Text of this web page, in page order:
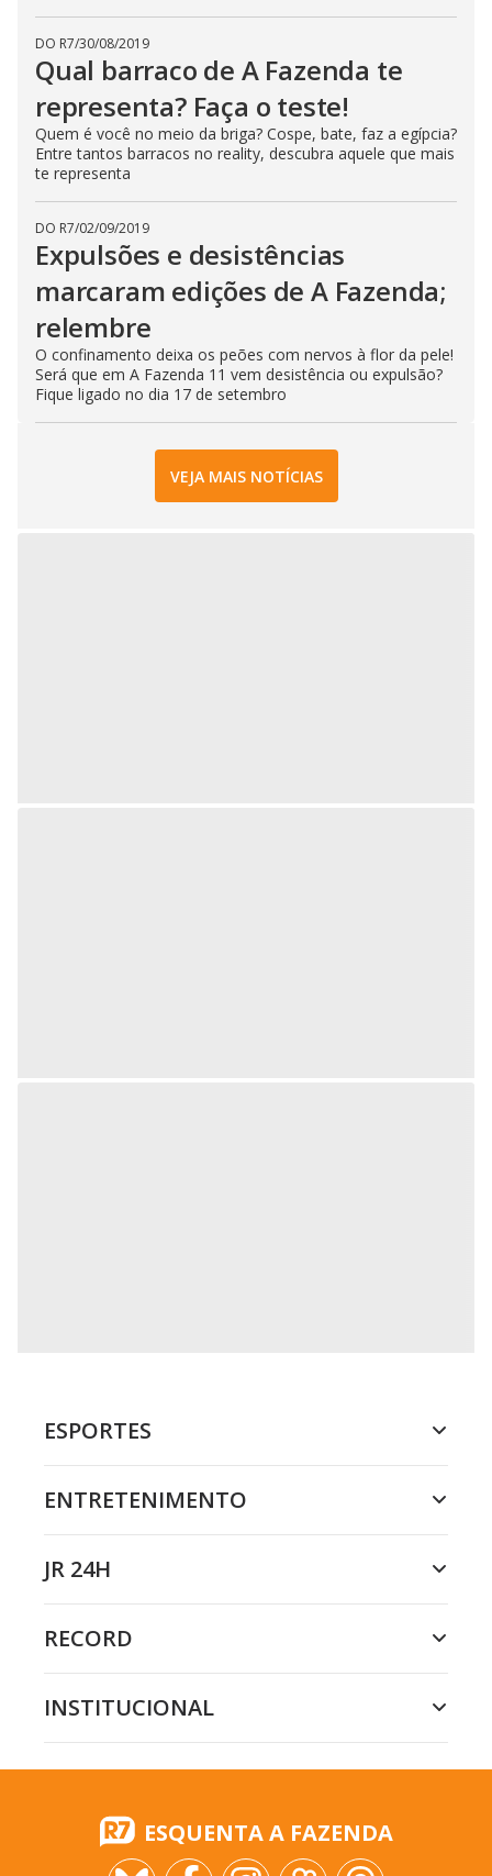
DO R7/30/08/2019
Qual barraco de A Fazenda te
representa? Faça o teste!
Quem é você no meio da briga? Cospe, bate, faz a egípcia?
Entre tantos barracos no reality, descubra aquele que mais
te representa
DO R7/02/09/2019
Expulsões e desistências
marcaram edições de A Fazenda;
relembre
O confinamento deixa os peões com nervos à flor da pele!
Será que em A Fazenda 11 vem desistência ou expulsão?
Fique ligado no dia 17 de setembro
VEJA MAIS NOTÍCIAS
ESPORTES
ENTRETENIMENTO
JR 24H
RECORD
INSTITUCIONAL
ESQUENTA A FAZENDA